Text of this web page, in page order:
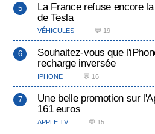
La France refuse encore
de Tesla
VÉHICULES 💬 19
Souhaitez-vous que
recharge inversée
IPHONE 💬 16
Une belle promotion sur
161 euros
APPLE TV 💬 15